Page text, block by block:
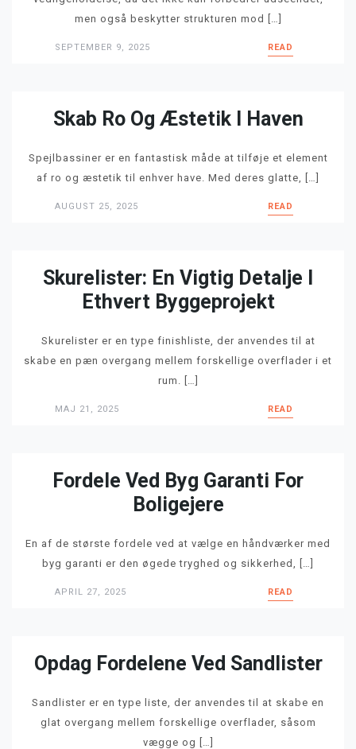
men også beskytter strukturen mod […]
SEPTEMBER 9, 2025 READ
Skab Ro Og Æstetik I Haven
Spejlbassiner er en fantastisk måde at tilføje et element
af ro og æstetik til enhver have. Med deres glatte, […]
AUGUST 25, 2025 READ
Skurelister: En Vigtig Detalje I
Ethvert Byggeprojekt
Skurelister er en type finishliste, der anvendes til at
skabe en pæn overgang mellem forskellige overflader i et
rum. […]
MAJ 21, 2025 READ
Fordele Ved Byg Garanti For
Boligejere
En af de største fordele ved at vælge en håndværker med
byg garanti er den øgede tryghed og sikkerhed, […]
APRIL 27, 2025 READ
Opdag Fordelene Ved Sandlister
Sandlister er en type liste, der anvendes til at skabe en
glat overgang mellem forskellige overflader, såsom
vægge og […]